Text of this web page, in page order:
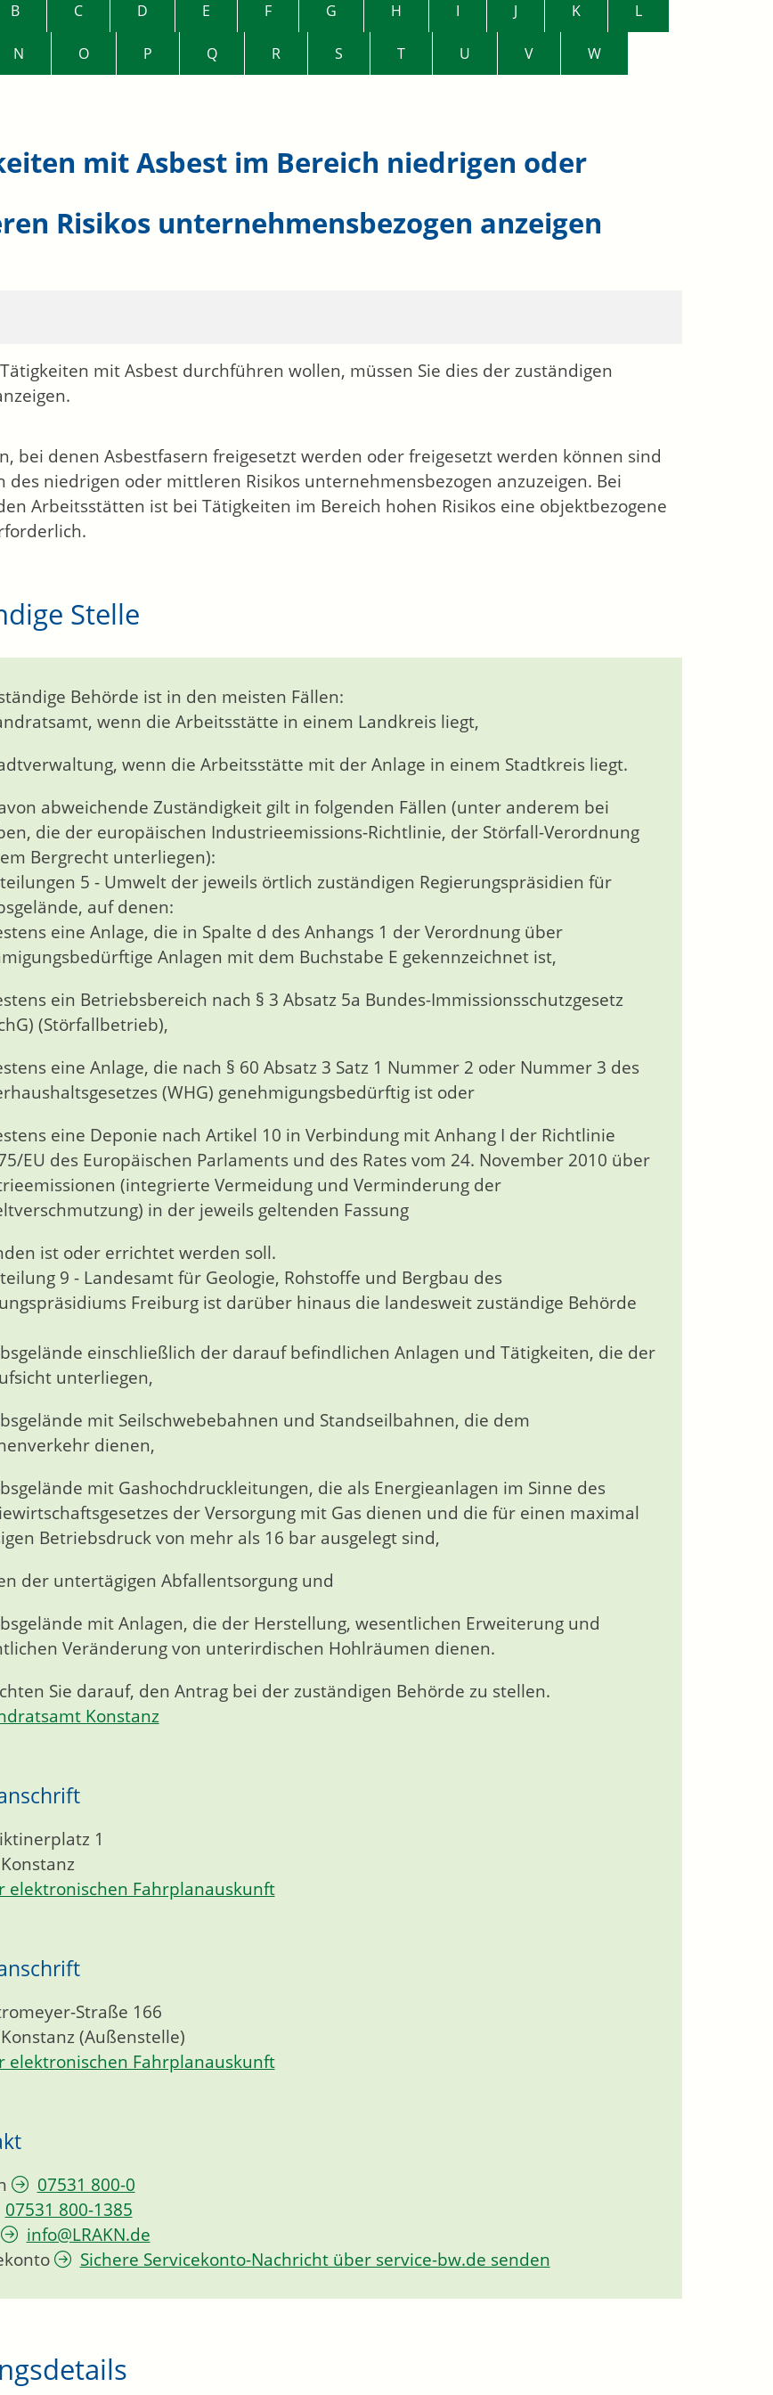
B C D E F G H I J K L
N O P Q R S T U V W
mit Asbest im Bereich niedrigen oder
Risikos unternehmensbezogen anzeigen
mit Asbest durchführen wollen, müssen Sie dies der zuständigen
bei denen Asbestfasern freigesetzt werden oder freigesetzt werden können sind
des niedrigen oder mittleren Risikos unternehmensbezogen anzuzeigen. Bei
Arbeitsstätten ist bei Tätigkeiten im Bereich hohen Risikos eine objektbezogene
Stelle
Behörde ist in den meisten Fällen:
wenn die Arbeitsstätte in einem Landkreis liegt,
wenn die Arbeitsstätte mit der Anlage in einem Stadtkreis liegt.
abweichende Zuständigkeit gilt in folgenden Fällen (unter anderem bei
die der europäischen Industrieemissions-Richtlinie, der Störfall-Verordnung
Bergrecht unterliegen):
5 - Umwelt der jeweils örtlich zuständigen Regierungspräsidien für
auf denen:
eine Anlage, die in Spalte d des Anhangs 1 der Verordnung über
Anlagen mit dem Buchstabe E gekennzeichnet ist,
ein Betriebsbereich nach § 3 Absatz 5a Bundes-Immissionsschutzgesetz
(Störfallbetrieb),
eine Anlage, die nach § 60 Absatz 3 Satz 1 Nummer 2 oder Nummer 3 des
(WHG) genehmigungsbedürftig ist oder
eine Deponie nach Artikel 10 in Verbindung mit Anhang I der Richtlinie
EU des Europäischen Parlaments und des Rates vom 24. November 2010 über
(integrierte Vermeidung und Verminderung der
in der jeweils geltenden Fassung
ist oder errichtet werden soll.
9 - Landesamt für Geologie, Rohstoffe und Bergbau des
Freiburg ist darüber hinaus die landesweit zuständige Behörde
einschließlich der darauf befindlichen Anlagen und Tätigkeiten, die der
unterliegen,
mit Seilschwebebahnen und Standseilbahnen, die dem
dienen,
mit Gashochdruckleitungen, die als Energieanlagen im Sinne des
der Versorgung mit Gas dienen und die für einen maximal
Betriebsdruck von mehr als 16 bar ausgelegt sind,
der untertägigen Abfallentsorgung und
mit Anlagen, die der Herstellung, wesentlichen Erweiterung und
Veränderung von unterirdischen Hohlräumen dienen.
Sie darauf, den Antrag bei der zuständigen Behörde zu stellen.
Konstanz
1
Konstanz
elektronischen Fahrplanauskunft
Straße 166
Konstanz (Außenstelle)
elektronischen Fahrplanauskunft
07531 800-0
07531 800-1385
info@LRAKN.de
Sichere Servicekonto-Nachricht über service-bw.de senden